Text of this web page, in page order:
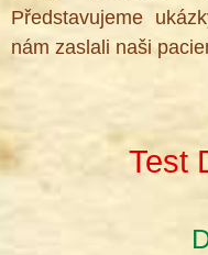
Představujeme
nám zaslali naši
Test